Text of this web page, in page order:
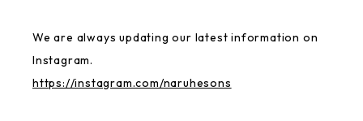
We are always updating our latest information on
Instagram.
https://instagram.com/naruhesons